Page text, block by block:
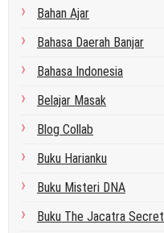
Bahan Ajar
Bahasa Daerah Banjar
Bahasa Indonesia
Belajar Masak
Blog Collab
Buku Harianku
Buku Misteri DNA
Buku The Jacatra Secret